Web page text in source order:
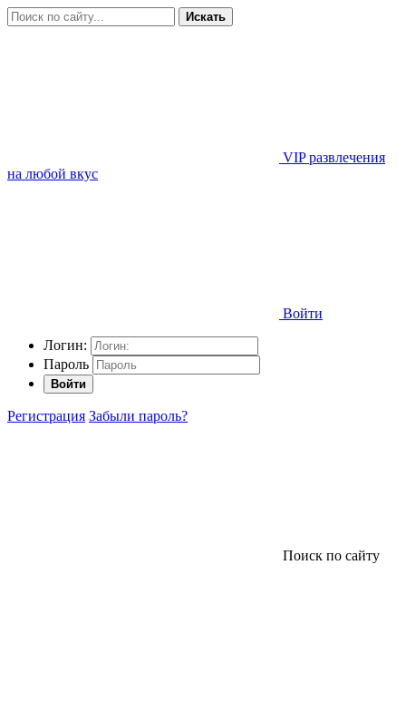
Искать
VIP развлечения
на любой вкус
Войти
Логин:
Пароль
Войти
Регистрация Забыли пароль?
Поиск по сайту